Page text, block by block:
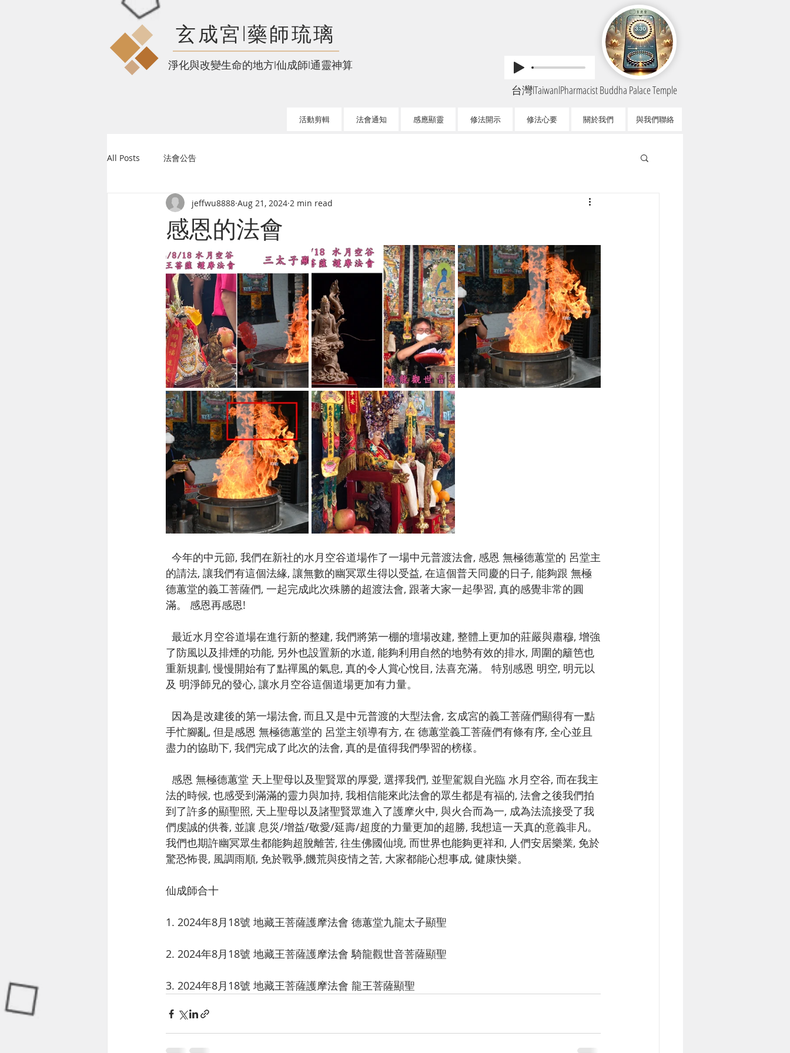
玄成宮l藥師琉璃
​淨化與改變生命的地方l仙成師l通靈神算
台灣lTaiwanlPharmacist Buddha Palace Temple
活動剪輯 法會通知 感應顯靈 修法開示 修法心要 關於我們 與我們聯絡
All Posts 法會公告
感恩的法會
jeffwu8888 Aug 21, 2024 2 min read
的請法, 讓我們有這個法緣, 讓無數的幽冥眾生得以受益, 在這個普天同慶的日子, 能夠跟 無極
德蕙堂的義工菩薩們, 一起完成此次殊勝的超渡法會, 跟著大家一起學習, 真的感覺非常的圓
滿。 感恩再感恩!
了防風以及排煙的功能, 另外也設置新的水道, 能夠利用自然的地勢有效的排水, 周圍的籬笆也
重新規劃, 慢慢開始有了點禪風的氣息, 真的令人賞心悅目, 法喜充滿。 特別感恩 明空, 明元以
及 明淨師兄的發心, 讓水月空谷這個道場更加有力量。
手忙腳亂, 但是感恩 無極德蕙堂的 呂堂主領導有方, 在 德蕙堂義工菩薩們有條有序, 全心並且
盡力的協助下, 我們完成了此次的法會, 真的是值得我們學習的榜樣。
法的時候, 也感受到滿滿的靈力與加持, 我相信能來此法會的眾生都是有福的, 法會之後我們拍
到了許多的顯聖照, 天上聖母以及諸聖賢眾進入了護摩火中, 與火合而為一, 成為法流接受了我
們虔誠的供養, 並讓 息災/增益/敬愛/延壽/超度的力量更加的超勝, 我想這一天真的意義非凡。
我們也期許幽冥眾生都能夠超脫離苦, 往生佛國仙境, 而世界也能夠更祥和, 人們安居樂業, 免於
驚恐怖畏, 風調雨順, 免於戰爭,饑荒與疫情之苦, 大家都能心想事成, 健康快樂。
仙成師合十
1. 2024年8月18號 地藏王菩薩護摩法會 德蕙堂九龍太子顯聖
2. 2024年8月18號 地藏王菩薩護摩法會 騎龍觀世音菩薩顯聖
3. 2024年8月18號 地藏王菩薩護摩法會 龍王菩薩顯聖